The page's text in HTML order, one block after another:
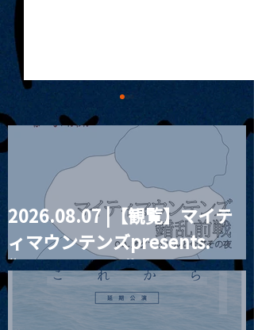
MoonRomantic
Channel1周年記念Live
2026.08.07 |【観覧】マイテ
ィマウンテンズpresents.
“HALL-IN-ONE”